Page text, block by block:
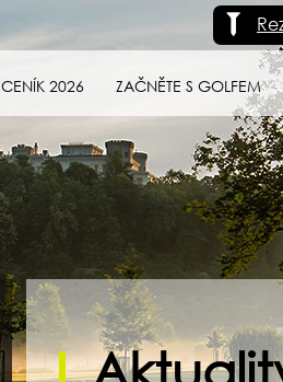
CENÍK 2026 ZAČNĚTE S GOLFEM